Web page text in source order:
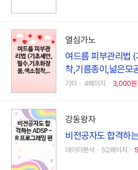
열심가노
여드름 피부관리법
착,기름종이,넒은모
기타ㆍ4페이지ㆍ 3,000원
강동왕자
비전공자도 합격하
데이터분석ㆍ52페이지ㆍ